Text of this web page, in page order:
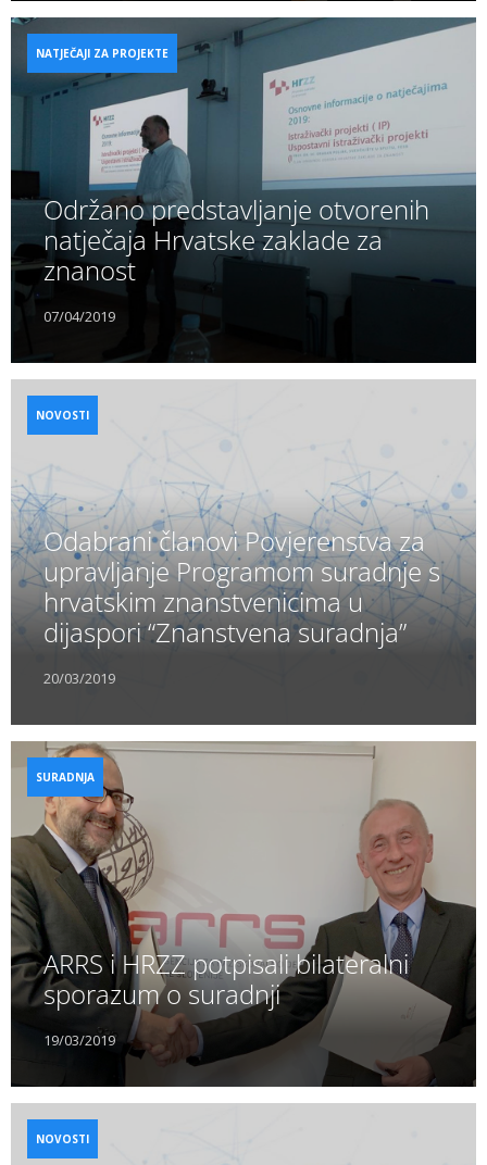
Održano predstavljanje otvorenih
natječaja Hrvatske zaklade za
znanost
07/04/2019
NATJEČAJI ZA PROJEKTE
Odabrani članovi Povjerenstva za
upravljanje Programom suradnje s
hrvatskim znanstvenicima u
dijaspori “Znanstvena suradnja”
20/03/2019
NOVOSTI
ARRS i HRZZ potpisali bilateralni
sporazum o suradnji
19/03/2019
SURADNJA
NOVOSTI